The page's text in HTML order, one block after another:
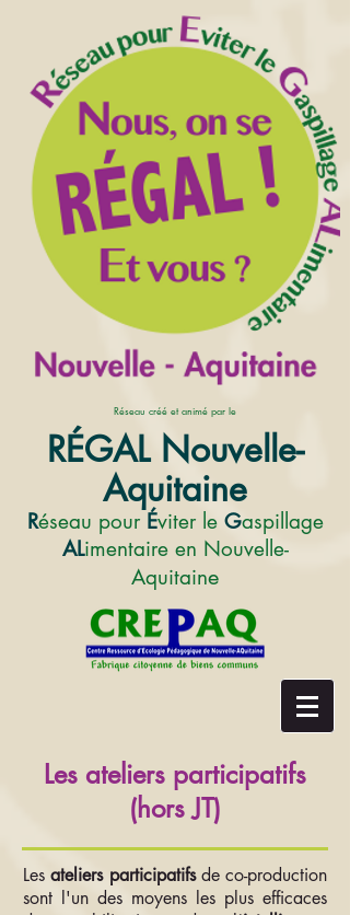
Réseau créé et animé par le
RÉGAL Nouvelle-
Aquitaine
Réseau pour Éviter le Gaspillage
ALimentaire en Nouvelle-
Aquitaine
Les ateliers participatifs
(hors JT)
Lesateliers participatifsde co-production
sont l'un des moyens les plus efficaces